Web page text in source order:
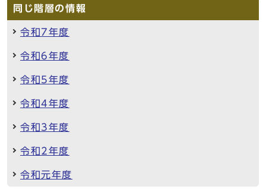
同じ階層の情報
令和7年度
令和6年度
令和5年度
令和4年度
令和3年度
令和2年度
令和元年度